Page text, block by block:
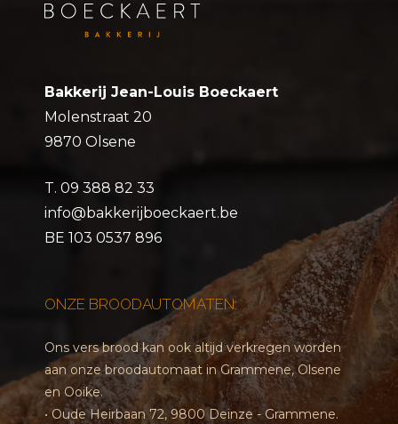
Bakkerij Jean-Louis Boeckaert
Molenstraat 20
9870 Olsene
T. 09 388 82 33
info@bakkerijboeckaert.be
BE 103 0537 896
ONZE BROODAUTOMATEN:
Ons vers brood kan ook altijd verkregen worden
aan onze broodautomaat in Grammene, Olsene
en Ooike.
• Oude Heirbaan 72, 9800 Deinze - Grammene.